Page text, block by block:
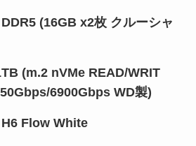
(16GB x2枚 クルーシャ
(m.2 nVMe READ/WRIT
6900Gbps WD製)
H6 Flow White